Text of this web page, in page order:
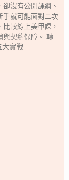
沒有公開課綱、
手就可能面對二次
較線上美甲課，
與契約保障。 轉
大實戰